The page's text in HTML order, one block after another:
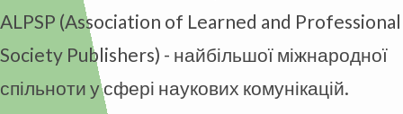
ALPSP (Association of Learned and Professional
Society Publishers) - найбільшої міжнародної
спільноти у сфері наукових комунікацій.